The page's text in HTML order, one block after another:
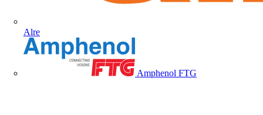
Alre
Amphenol FTG